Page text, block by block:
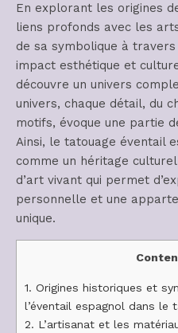
En explorant les origines
liens profonds avec les
de sa symbolique à
impact esthétique et
découvre un univers
univers, chaque détail, du
motifs, évoque une partie
Ainsi, le tatouage éventail
comme un héritage
d’art vivant qui permet
personnelle et une
unique.
1. Origines historiques et
l’éventail espagnol dans le
2. L’artisanat et les